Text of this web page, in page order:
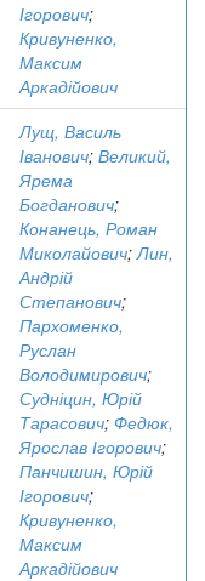
Ігорович;
Кривуненко,
Максим
Аркадійович
Лущ, Василь
Іванович; Великий,
Ярема
Богданович;
Конанець, Роман
Миколайович;Лин,
Андрій
Степанович;
Пархоменко,
Руслан
Володимирович;
Судніцин, Юрій
Тарасович; Федюк,
Ярослав Ігорович;
Панчишин, Юрій
Ігорович;
Кривуненко,
Максим
Аркадійович